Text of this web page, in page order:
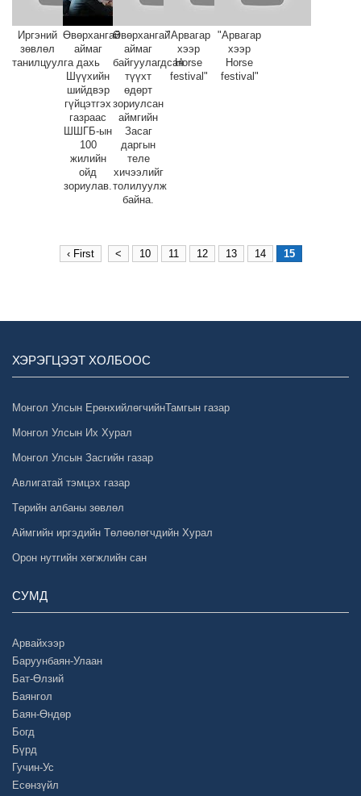
Иргэний
зөвлөл
танилцуулга
Өвөрхангай
аймаг
дахь
Шүүхийн
шийдвэр
гүйцэтгэх
газраас
ШШГБ-ын
100
жилийн
ойд
зориулав.
Өвөрхангай
аймаг
байгуулагдсан
түүхт
өдөрт
зориулсан
аймгийн
Засаг
даргын
теле
хичээлийг
толилуулж
байна.
"Арвагар
хээр
Horse
festival"
"Арвагар
хээр
Horse
festival"
‹ First < 10 11 12 13 14 15
ХЭРЭГЦЭЭТ ХОЛБООС
Монгол Улсын ЕрөнхийлөгчийнТамгын газар
Монгол Улсын Их Хурал
Монгол Улсын Засгийн газар
Авлигатай тэмцэх газар
Төрийн албаны зөвлөл
Аймгийн иргэдийн Төлөөлөгчдийн Хурал
Орон нутгийн хөгжлийн сан
СУМД
Арвайхээр
Баруунбаян-Улаан
Бат-Өлзий
Баянгол
Баян-Өндөр
Богд
Бүрд
Гучин-Ус
Есөнзүйл